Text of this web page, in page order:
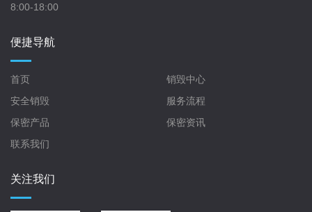
8:00-18:00
便捷导航
首页
销毁中心
安全销毁
服务流程
保密产品
保密资讯
联系我们
关注我们